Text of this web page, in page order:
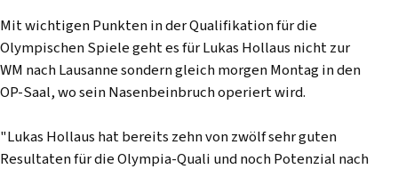
Mit wichtigen Punkten in der Qualifikation für die
Olympischen Spiele geht es für Lukas Hollaus nicht zur
WM nach Lausanne sondern gleich morgen Montag in den
OP-Saal, wo sein Nasenbeinbruch operiert wird.
"Lukas Hollaus hat bereits zehn von zwölf sehr guten
Resultaten für die Olympia-Quali und noch Potenzial nach